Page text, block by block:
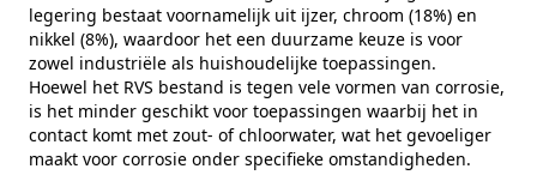
legering bestaat voornamelijk uit ijzer, chroom (18%) en
nikkel (8%), waardoor het een duurzame keuze is voor
zowel industriële als huishoudelijke toepassingen.
Hoewel het RVS bestand is tegen vele vormen van corrosie,
is het minder geschikt voor toepassingen waarbij het in
contact komt met zout- of chloorwater, wat het gevoeliger
maakt voor corrosie onder specifieke omstandigheden.